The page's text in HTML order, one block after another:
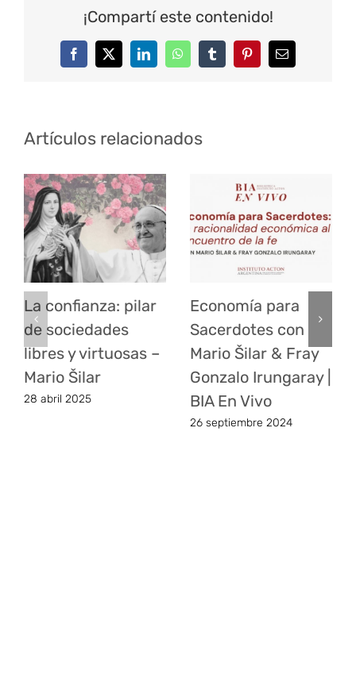
¡Compartí este contenido!
FacebookTwitterLinkedInWhatsAppTumblrPinterestCorreo
electrónico
Artículos relacionados
La confianza: pilar
de sociedades
libres y virtuosas –
Mario Šilar
28 abril 2025
Economía para
Sacerdotes con
Mario Šilar & Fray
Gonzalo Irungaray |
BIA En Vivo
26 septiembre 2024